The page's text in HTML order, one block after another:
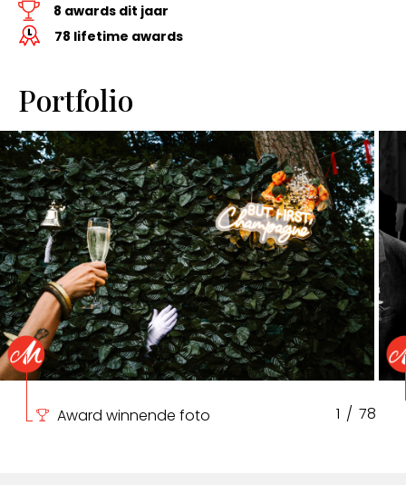
8 awards dit jaar
78 lifetime awards
Portfolio
Award winnende foto 1 / 78